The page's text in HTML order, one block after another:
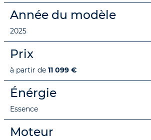
Année du modèle
2025
Prix
à partir de 11 099 €
Énérgie
Essence
Moteur